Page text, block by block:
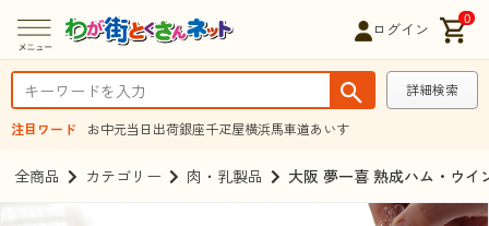
ログイン
0
詳細検索
注目ワード お中元当日出荷銀座千疋屋横浜馬車道あいす
全商品 カテゴリー 肉・乳製品 大阪 夢一喜 熟成ハム・ウイ